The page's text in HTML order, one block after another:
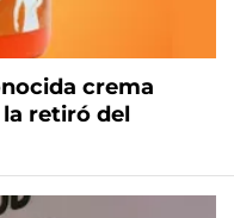
crema
retiró del